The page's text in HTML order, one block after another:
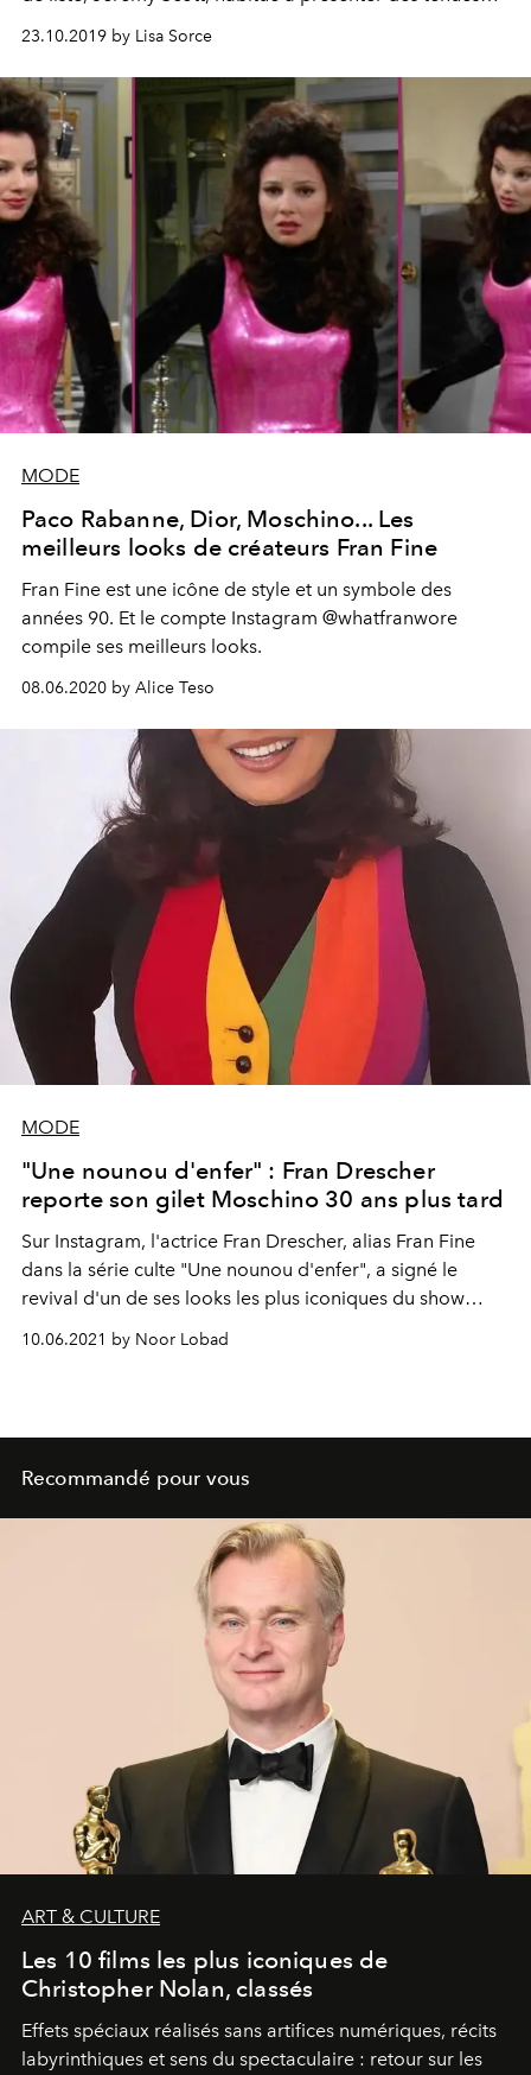
toutes plus étonnantes les unes que les autres chez
Moschino. En voici 20 parfaites pour les célébrations du
31 octobre.
23.10.2019 by Lisa Sorce
MODE
Paco Rabanne, Dior, Moschino... Les
meilleurs looks de créateurs Fran Fine
Fran Fine est une icône de style et un symbole des
années 90. Et le compte Instagram @whatfranwore
compile ses meilleurs looks.
08.06.2020 by Alice Teso
MODE
"Une nounou d'enfer" : Fran Drescher
reporte son gilet Moschino 30 ans plus tard
Sur Instagram, l'actrice Fran Drescher, alias Fran Fine
dans la série culte "Une nounou d'enfer", a signé le
revival d'un de ses looks les plus iconiques du show
signé Moschino, 30 ans plus tard.
10.06.2021 by Noor Lobad
Recommandé pour vous
ART & CULTURE
Les 10 films les plus iconiques de
Christopher Nolan, classés
Effets spéciaux réalisés sans artifices numériques, récits
labyrinthiques et sens du spectaculaire : retour sur les